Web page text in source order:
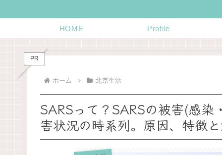
HOME Profile
PR
ホーム 北京生活
SARSって？SARSの被害(感
害状況の時系列。原因、特徴